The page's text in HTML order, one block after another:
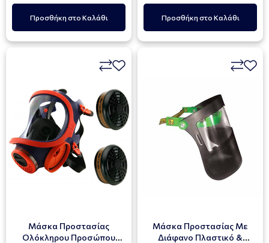
Προσθήκη στο Καλάθι Προσθήκη στο Καλάθι
Μάσκα Προστασίας
Ολόκληρου Προσώπου
Μάσκα Προστασίας Με
Διάφανο Πλαστικό &